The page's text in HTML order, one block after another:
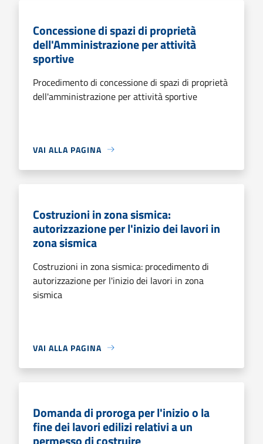
Concessione di spazi di proprietà
dell'Amministrazione per attività
sportive
Procedimento di concessione di spazi di proprietà
dell'amministrazione per attività sportive
VAI ALLA PAGINA
Costruzioni in zona sismica:
autorizzazione per l'inizio dei lavori in
zona sismica
Costruzioni in zona sismica: procedimento di
autorizzazione per l'inizio dei lavori in zona
sismica
VAI ALLA PAGINA
Domanda di proroga per l'inizio o la
fine dei lavori edilizi relativi a un